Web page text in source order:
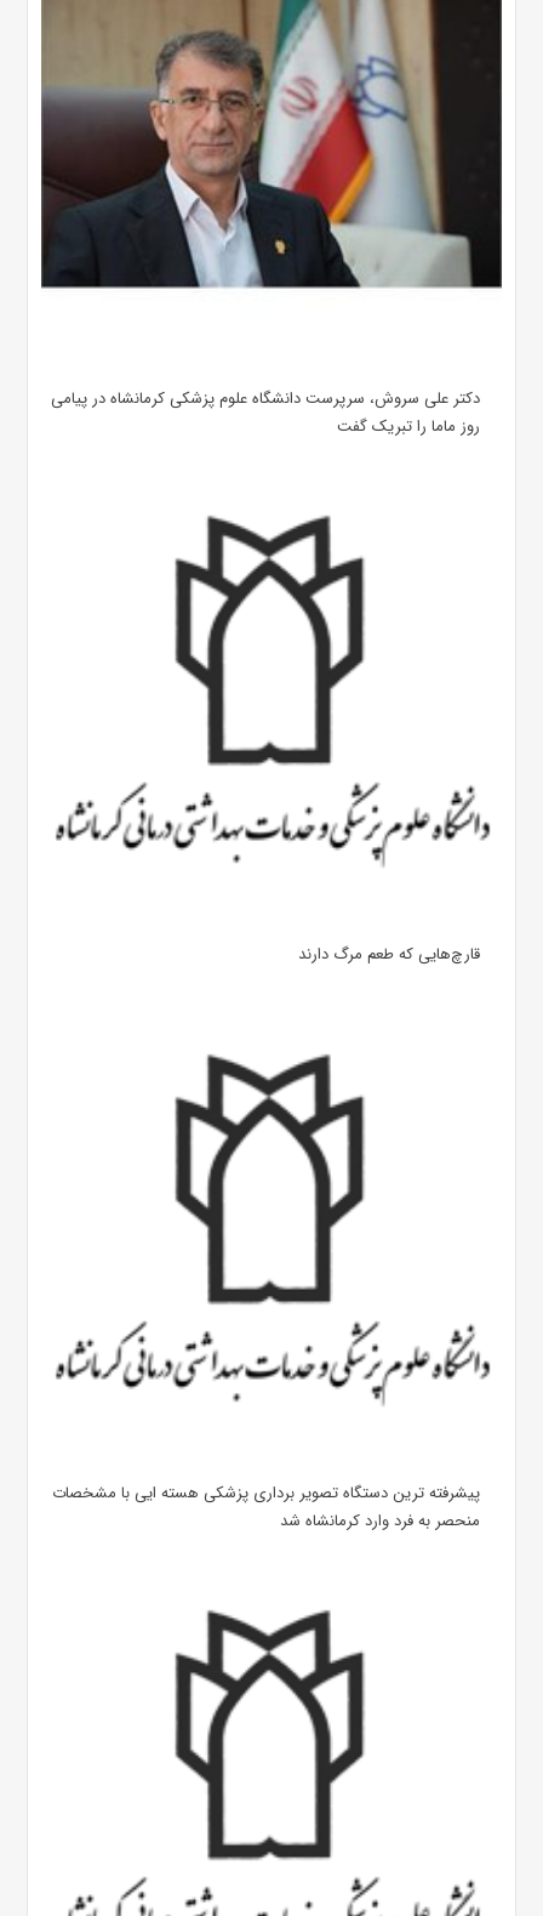
دکتر علی سروش، سرپرست دانشگاه علوم پزشکی کرمانشاه در پیامی
روز ماما را تبریک گفت
قارچ‌هایی که طعم مرگ دارند
پیشرفته ترین دستگاه تصویر برداری پزشکی هسته ایی با مشخصات
منحصر به فرد وارد کرمانشاه شد